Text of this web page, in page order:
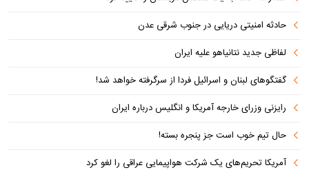
حادثه امنیتی دریایی در جنوب شرقی عدن
لفاظی جدید نتانیاهو علیه ایران
گفتگوهای لبنان و اسرائیل فردا از سرگرفته خواهد شد!
رایزنی وزرای خارجه آمریکا و انگلیس درباره ایران
حال تیم خوب است جز پنجره بسته!
آمریکا تحریم‌های یک شرکت هواپیمایی عراقی را لغو کرد